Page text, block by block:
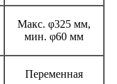
Макс. φ325 мм,
мин. φ60 мм
Переменная